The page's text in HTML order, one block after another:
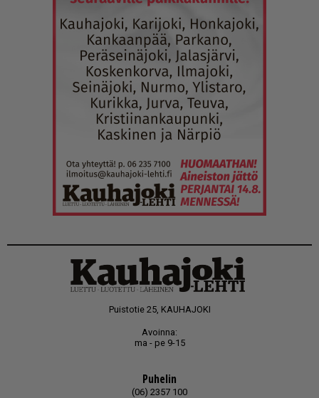
Puistotie 25, KAUHAJOKI
Avoinna:
ma - pe 9-15
Puhelin
(06) 2357 100